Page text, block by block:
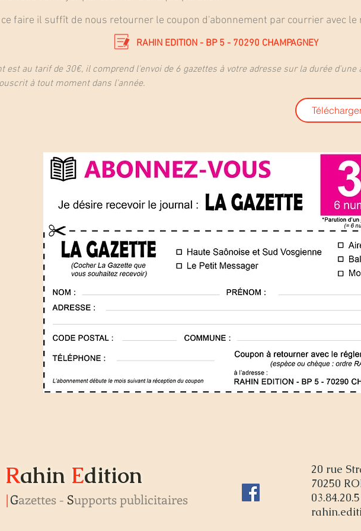
il suffît de nous retourner le coupon d'abonnement par courrier avec le
est au tarif de 30€, il comprend l'envoi de 6 gazettes à votre adresse sur la durée d'une
à tout moment dans l'année.
RAHIN EDITION - BP 5 - 70290 CHAMPAGNEY
Rahin Edition
|Gazettes - Supports publicitaires
20 rue
70250